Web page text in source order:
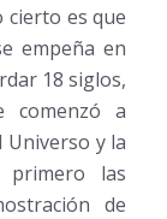
cierto es que
empeña en
18 siglos,
comenzó a
Universo y la
las
de